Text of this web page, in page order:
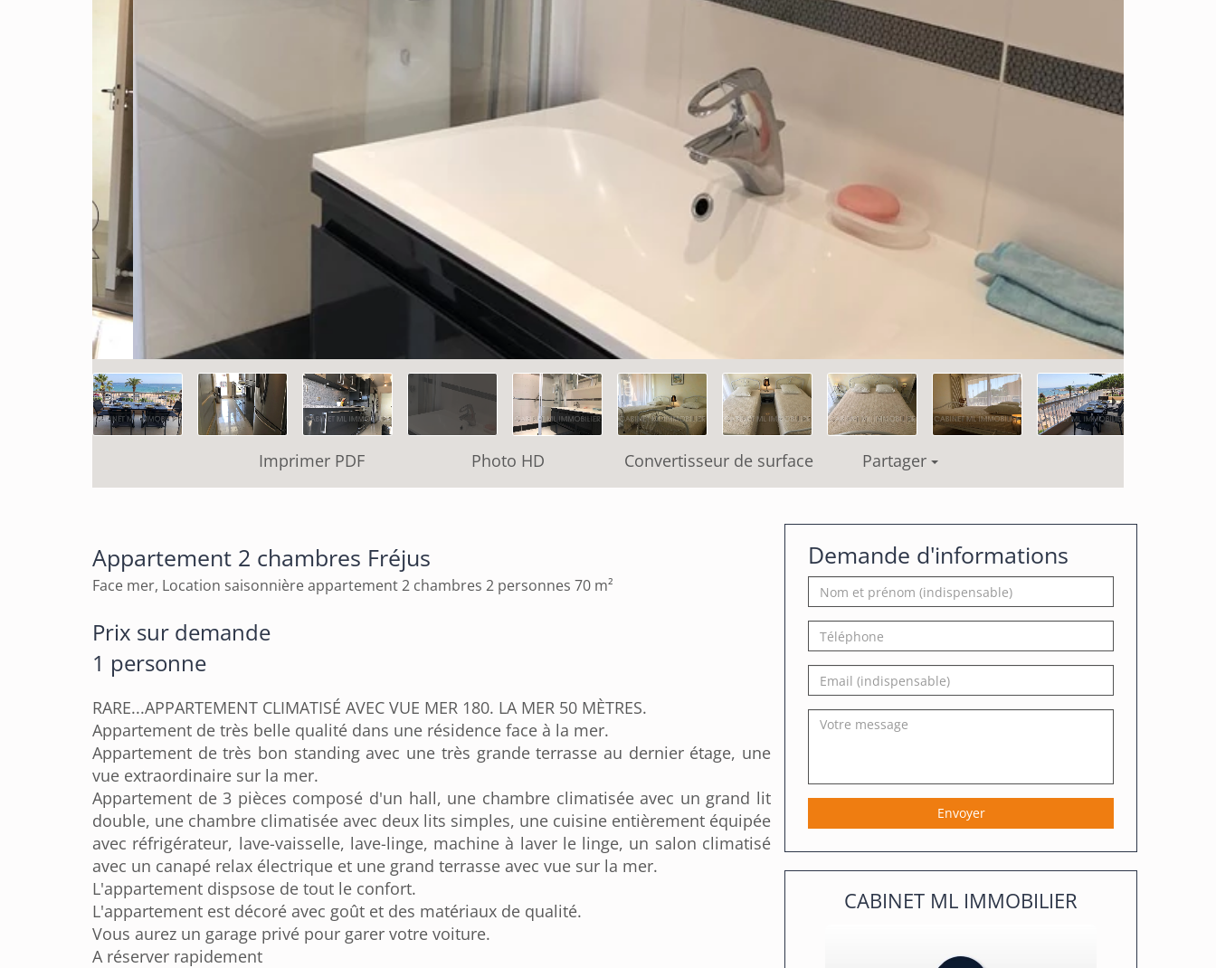
Imprimer PDF Photo HD Convertisseur de surface Partager
Appartement 2 chambres Fréjus
Face mer, Location saisonnière appartement 2 chambres 2 personnes 70 m²
Prix sur demande
1 personne
RARE...APPARTEMENT CLIMATISÉ AVEC VUE MER 180. LA MER 50 MÈTRES.
Appartement de très belle qualité dans une résidence face à la mer.
Appartement de très bon standing avec une très grande terrasse au dernier étage, une
vue extraordinaire sur la mer.
Appartement de 3 pièces composé d'un hall, une chambre climatisée avec un grand lit
double, une chambre climatisée avec deux lits simples, une cuisine entièrement équipée
avec réfrigérateur, lave-vaisselle, lave-linge, machine à laver le linge, un salon climatisé
avec un canapé relax électrique et une grand terrasse avec vue sur la mer.
L'appartement dispsose de tout le confort.
L'appartement est décoré avec goût et des matériaux de qualité.
Vous aurez un garage privé pour garer votre voiture.
A réserver rapidement
Demande d'informations
Nom
et
prénom
Téléphone
Email
Votre
Envoyer
CABINET ML IMMOBILIER